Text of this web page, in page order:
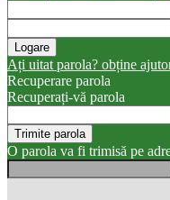
Ați uitat parola? obține
Recuperare parola
Recuperați-vă parola
O parola va fi trimisă pe